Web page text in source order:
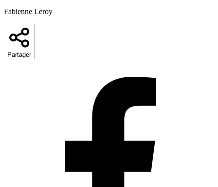
Fabienne Leroy
Partager